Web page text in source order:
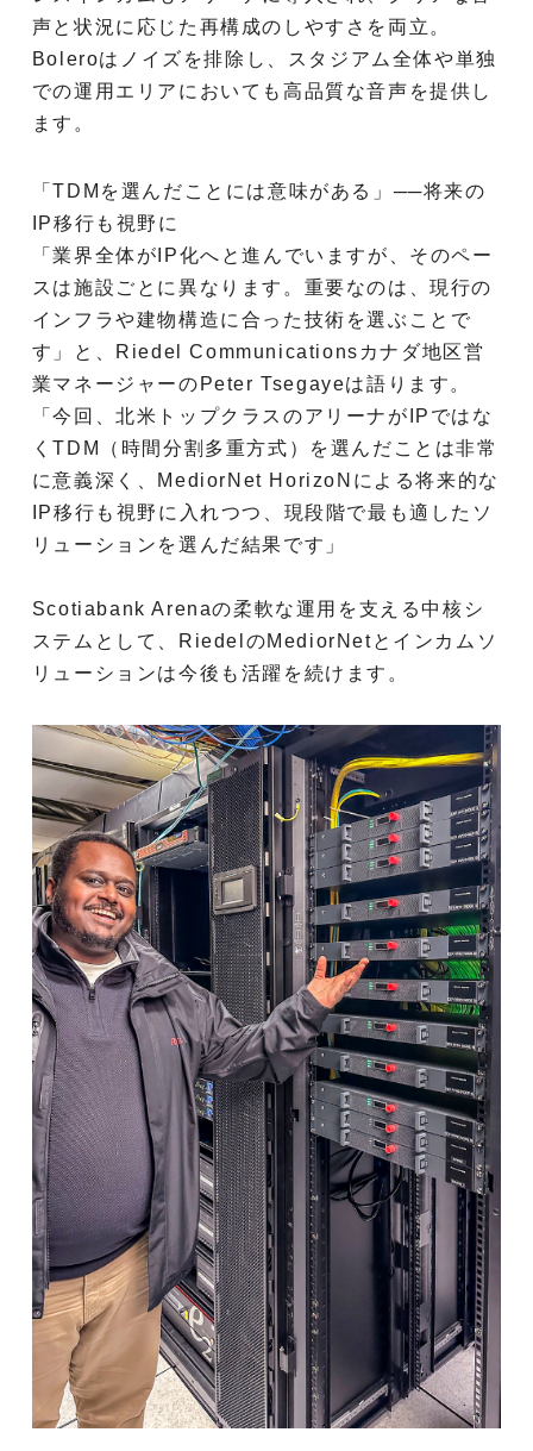
声と状況に応じた再構成のしやすさを両立。
Boleroはノイズを排除し、スタジアム全体や単独
での運用エリアにおいても高品質な音声を提供し
ます。
「TDMを選んだことには意味がある」──将来の
IP移行も視野に
「業界全体がIP化へと進んでいますが、そのペー
スは施設ごとに異なります。重要なのは、現行の
インフラや建物構造に合った技術を選ぶことで
す」と、Riedel Communicationsカナダ地区営
業マネージャーのPeter Tsegayeは語ります。
「今回、北米トップクラスのアリーナがIPではな
くTDM（時間分割多重方式）を選んだことは非常
に意義深く、MediorNet HorizoNによる将来的な
IP移行も視野に入れつつ、現段階で最も適したソ
リューションを選んだ結果です」
Scotiabank Arenaの柔軟な運用を支える中核シ
ステムとして、RiedelのMediorNetとインカムソ
リューションは今後も活躍を続けます。